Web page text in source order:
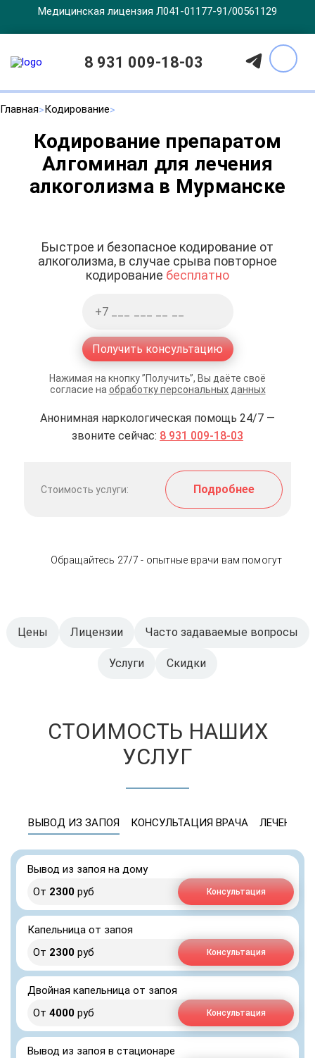
Медицинская лицензия Л041-01177-91/00561129
8 931 009-18-03
Главная Кодирование
Кодирование препаратом
Алгоминал для лечения
алкоголизма в Мурманске
Быстрое и безопасное кодирование от
алкоголизма, в случае срыва повторное
кодирование бесплатно
Получить консультацию
Нажимая на кнопку ”Получить”, Вы даёте своё
согласие на обработку персональных данных
Анонимная наркологическая помощь 24/7 —
звоните сейчас: 8 931 009-18-03
Стоимость услуги: Подробнее
Обращайтесь 27/7 - опытные врачи вам помогут
Цены Лицензии Часто задаваемые вопросы
Услуги Скидки
СТОИМОСТЬ НАШИХ
УСЛУГ
ВЫВОД ИЗ ЗАПОЯ КОНСУЛЬТАЦИЯ ВРАЧА ЛЕЧЕНИЕ
Вывод из запоя на дому
От 2300 руб Консультация
Капельница от запоя
От 2300 руб Консультация
Двойная капельница от запоя
От 4000 руб Консультация
Вывод из запоя в стационаре